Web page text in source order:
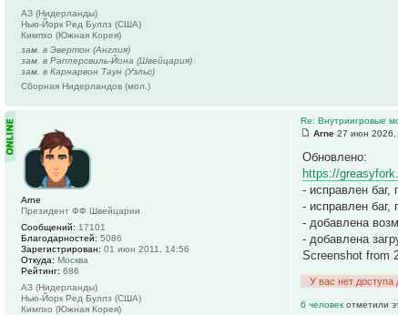
АЗ (Нидерланды)
Нью-Йорк Ред Буллз (США)
Кимпхо (Южная Корея)
зам. в Эвертон (Англия)
зам. в Рапперсвиль-Йона (Швейцария)
зам. в Карнарвон Таун (Уэльс)
Сборная Нидерландов (мол.)
Re: Внутриигровые
Arne 27 июн 2026,
Обновлено:
https://
- исправлен
- исправлен баг,
- добавлена
- добавлена
Screenshot from
У вас нет
6 человекотметили
Arne
Президент ФФ Швейцарии
Сообщений: 17101
Благодарностей: 5086
Зарегистрирован: 01 июн 2011, 14:56
Откуда: Москва
Рейтинг: 686
АЗ (Нидерланды)
Нью-Йорк Ред Буллз (США)
Кимпхо (Южная Корея)